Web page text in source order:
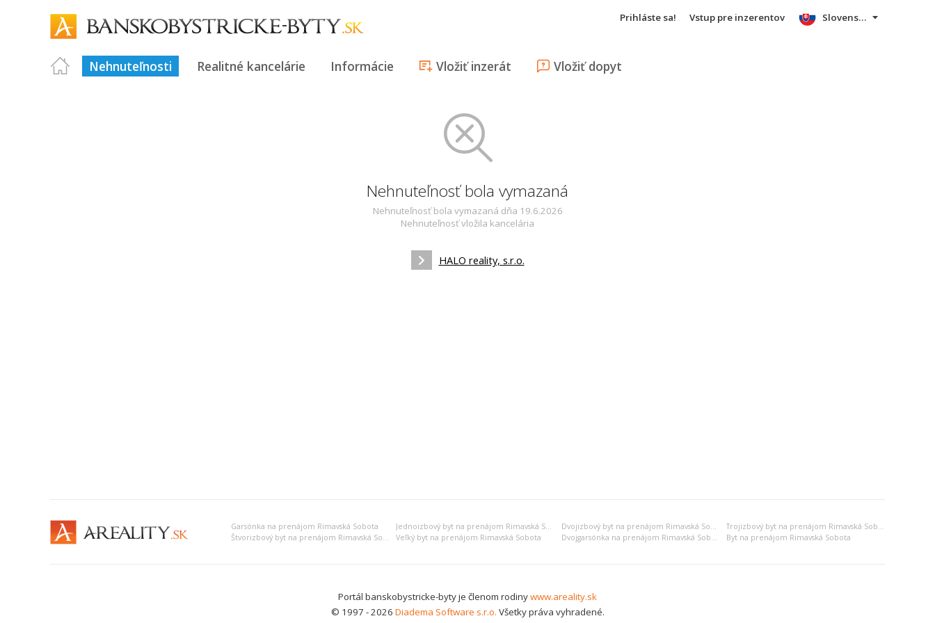
Prihláste sa! Vstup pre inzerentov
Nehnuteľnosti Realitné kancelárie Informácie Vložiť inzerát Vložiť dopyt
Slovensky
Nehnuteľnosť bola vymazaná
Nehnuteľnosť bola vymazaná dňa 19.6.2026
Nehnuteľnosť vložila kancelária
HALO reality, s.r.o.
Garsónka na prenájom Rimavská Sobota Jednoizbový byt na prenájom Rimavská Sobota Dvojizbový byt na prenájom Rimavská Sobota
Trojizbový byt na prenájom Rimavská Sobota
Štvorizbový byt na prenájom Rimavská Sobota
Veľký byt na prenájom Rimavská Sobota Dvojgarsónka na prenájom Rimavská Sobota Byt na prenájom Rimavská Sobota
Portál banskobystricke-byty je členom rodinywww.areality.sk
© 1997 - 2026 Diadema Software s.r.o. Všetky práva vyhradené.